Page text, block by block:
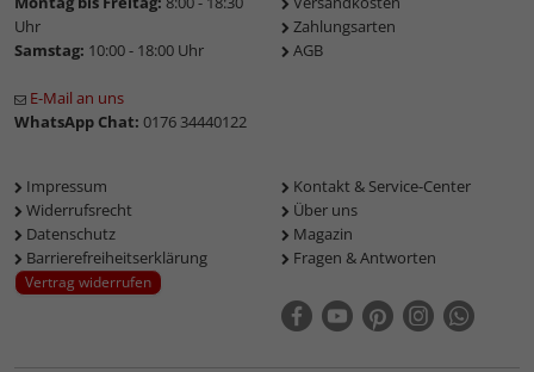
Uhr
Samstag: 10:00 - 18:00 Uhr
E-Mail an uns
WhatsApp Chat: 0176 34440122
Zahlungsarten
AGB
Impressum
Widerrufsrecht
Datenschutz
Barrierefreiheitserklärung
Vertrag widerrufen
Kontakt & Service-Center
Über uns
Magazin
Fragen & Antworten